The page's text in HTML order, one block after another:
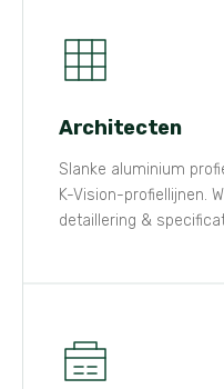
Architecten
Slanke aluminium
K-Vision-profiellijnen.
detaillering &